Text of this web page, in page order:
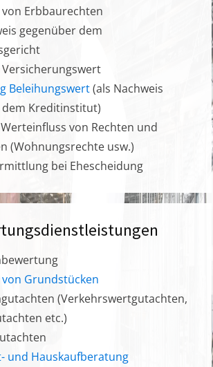
Erbbaurechten
gegenüber dem
Versicherungswert
Beleihungswert(als Nachweis
Kreditinstitut)
von Rechten und
(Wohnungsrechte usw.)
bei Ehescheidung
Grundstücken
(Verkehrswertgutachten,
etc.)
und Hauskaufberatung